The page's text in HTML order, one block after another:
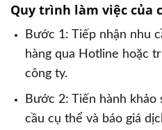
Quy trình làm việc của
Bước 1: Tiếp nhận nhu
hàng qua Hotline hoặc
công ty.
Bước 2: Tiến hành
cầu cụ thể và báo giá